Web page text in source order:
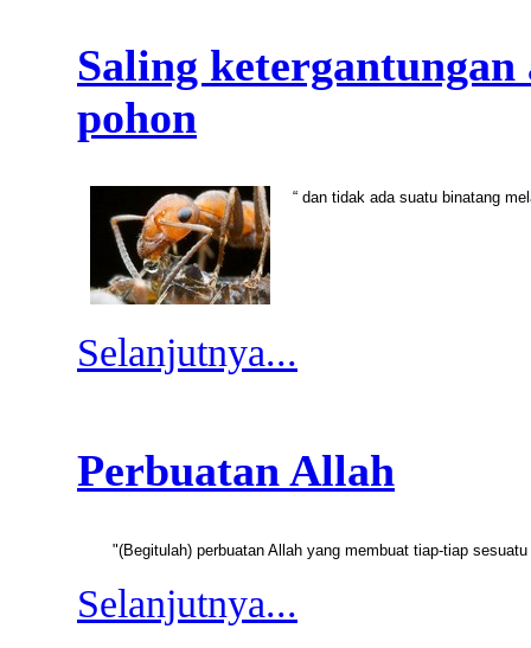
Saling
pohon
“ dan tidak ada suatu binatang
Selanjutnya...
Perbuatan Allah
"(Begitulah) perbuatan Allah yang membuat tiap-tiap
Selanjutnya...